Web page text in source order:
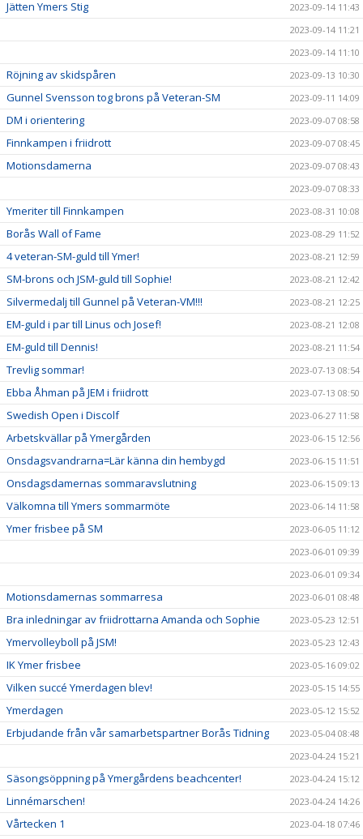
Jätten Ymers Stig
2023-09-14 11:43
2023-09-14 11:21
2023-09-14 11:10
Röjning av skidspåren 2023-09-13 10:30
Gunnel Svensson tog brons på Veteran-SM 2023-09-11 14:09
DM i orientering 2023-09-07 08:58
Finnkampen i friidrott 2023-09-07 08:45
Motionsdamerna
2023-09-07 08:43
2023-09-07 08:33
Ymeriter till Finnkampen 2023-08-31 10:08
Borås Wall of Fame 2023-08-29 11:52
4 veteran-SM-guld till Ymer! 2023-08-21 12:59
SM-brons och JSM-guld till Sophie! 2023-08-21 12:42
Silvermedalj till Gunnel på Veteran-VM!!! 2023-08-21 12:25
EM-guld i par till Linus och Josef! 2023-08-21 12:08
EM-guld till Dennis! 2023-08-21 11:54
Trevlig sommar! 2023-07-13 08:54
Ebba Åhman på JEM i friidrott 2023-07-13 08:50
Swedish Open i Discolf 2023-06-27 11:58
Arbetskvällar på Ymergården 2023-06-15 12:56
Onsdagsvandrarna=Lär känna din hembygd 2023-06-15 11:51
Onsdagsdamernas sommaravslutning 2023-06-15 09:13
Välkomna till Ymers sommarmöte 2023-06-14 11:58
Ymer frisbee på SM
2023-06-05 11:12
2023-06-01 09:39
2023-06-01 09:34
Motionsdamernas sommarresa 2023-06-01 08:48
Bra inledningar av friidrottarna Amanda och Sophie 2023-05-23 12:51
Ymervolleyboll på JSM! 2023-05-23 12:43
IK Ymer frisbee 2023-05-16 09:02
Vilken succé Ymerdagen blev! 2023-05-15 14:55
Ymerdagen 2023-05-12 15:52
Erbjudande från vår samarbetspartner Borås Tidning
2023-05-04 08:48
2023-04-24 15:21
Säsongsöppning på Ymergårdens beachcenter! 2023-04-24 15:12
Linnémarschen! 2023-04-24 14:26
Vårtecken 1 2023-04-18 07:46